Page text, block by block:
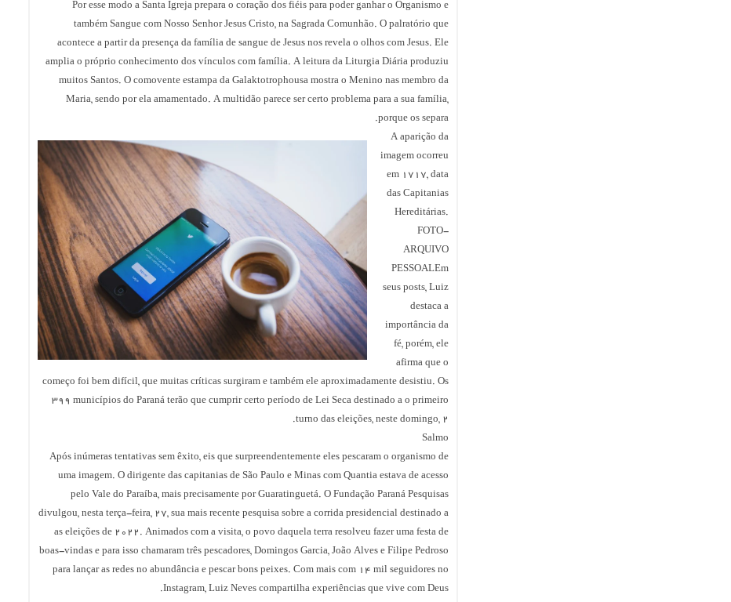
Por esse modo a Santa Igreja prepara o coração dos fiéis para poder ganhar o Organismo e
também Sangue com Nosso Senhor Jesus Cristo, na Sagrada Comunhão. O palratório que
acontece a partir da presença da família de sangue de Jesus nos revela o olhos com Jesus. Ele
amplia o próprio conhecimento dos vínculos com família. A leitura da Liturgia Diária produziu
muitos Santos. O comovente estampa da Galaktotrophousa mostra o Menino nas membro da
Maria, sendo por ela amamentado. A multidão parece ser certo problema para a sua família,
porque os separa.
A aparição da
imagem ocorreu
em 1717, data
das Capitanias
Hereditárias.
FOTO-
ARQUIVO
PESSOALEm
seus posts, Luiz
destaca a
importância da
fé, porém, ele
afirma que o
começo foi bem difícil, que muitas críticas surgiram e também ele aproximadamente desistiu. Os
399 municípios do Paraná terão que cumprir certo período de Lei Seca destinado a o primeiro
turno das eleições, neste domingo, 2.
Salmo
Após inúmeras tentativas sem êxito, eis que surpreendentemente eles pescaram o organismo de
uma imagem. O dirigente das capitanias de São Paulo e Minas com Quantia estava de acesso
pelo Vale do Paraíba, mais precisamente por Guaratinguetá. O Fundação Paraná Pesquisas
divulgou, nesta terça-feira, 27, sua mais recente pesquisa sobre a corrida presidencial destinado a
as eleições de 2022. Animados com a visita, o povo daquela terra resolveu fazer uma festa de
boas-vindas e para isso chamaram três pescadores, Domingos Garcia, João Alves e Filipe Pedroso
para lançar as redes no abundância e pescar bons peixes. Com mais com 14 mil seguidores no
Instagram, Luiz Neves compartilha experiências que vive com Deus.